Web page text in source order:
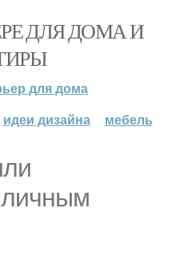
ДЛЯ ДОМА И
для дома
идеи дизайна мебель